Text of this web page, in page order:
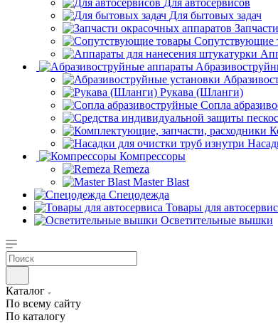
Для автосервисов
Для бытовых задач
Сопутствующие
Рукава (Шланги)
Сопла
Компрессоры
Remeza
Master Blast
Спецодежда
Товары для
Осветительные вышки
Каталог
По всему сайту
По каталогу